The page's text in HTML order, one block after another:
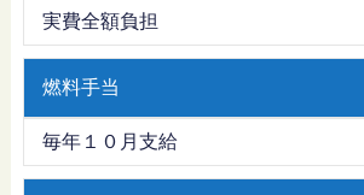
実費全額負担
燃料手当
毎年１０月支給